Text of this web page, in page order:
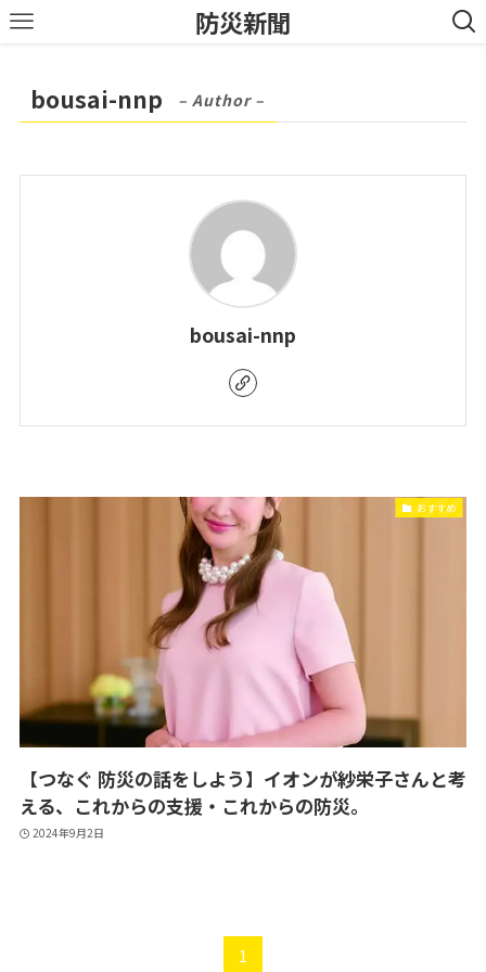
防災新聞
bousai-nnp – Author –
bousai-nnp
おすすめ
【つなぐ 防災の話をしよう】イオンが紗栄子さんと考
える、これからの支援・これからの防災。
2024年9月2日
1